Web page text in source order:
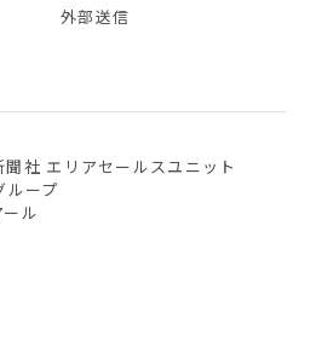
外部送信
社 エリアセールスユニット
ループ
ル